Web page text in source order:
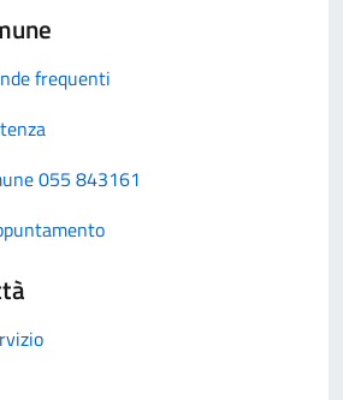
frequenti
055 843161